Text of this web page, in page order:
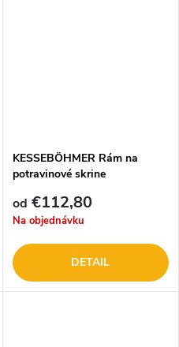
KESSEBÖHMER Rám na
potravinové skrine
od €112,80
Na objednávku
DETAIL